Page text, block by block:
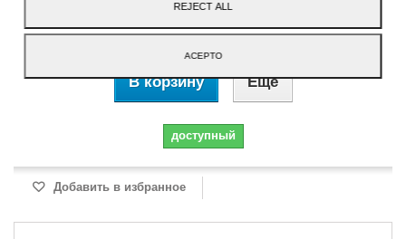
2,60 €
В корзину Еще
доступный
Добавить в избранное
REJECT ALL
ACEPTO